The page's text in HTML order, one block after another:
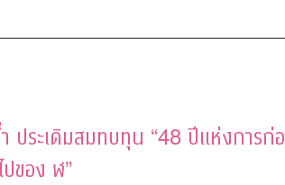
ประเดิมสมทบทุน “48 ปีแห่งการก่อ
ของ ฬ”